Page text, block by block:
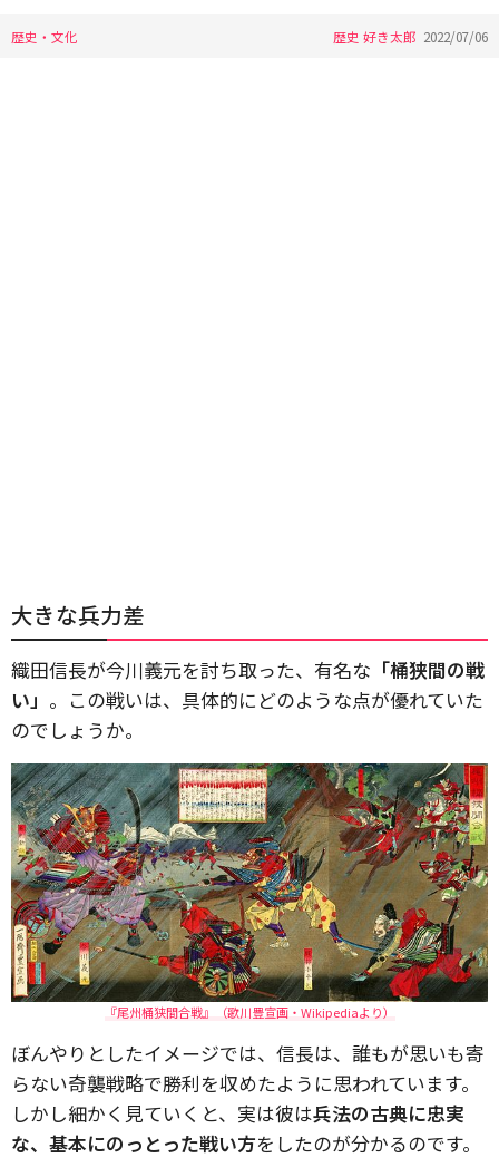
歴史・文化 歴史 好き太郎 2022/07/06
大きな兵力差
織田信長が今川義元を討ち取った、有名な 「桶狭間の戦
い」 。この戦いは、具体的にどのような点が優れていた
のでしょうか。
『尾州桶狭間合戦』（歌川豊宣画・Wikipediaより）
ぼんやりとしたイメージでは、信長は、誰もが思いも寄
らない奇襲戦略で勝利を収めたように思われています。
しかし細かく見ていくと、実は彼は兵法の古典に忠実
な、基本にのっとった戦い方をしたのが分かるのです。